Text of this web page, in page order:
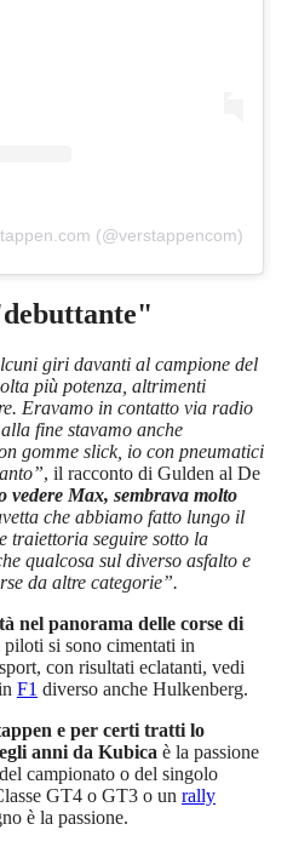
(@verstappencom)
giri davanti al campione del
più potenza, altrimenti
Eravamo in contatto via radio
fine stavamo anche
gomme slick, io con pneumatici
, il racconto di Gulden al De
vedere Max, sembrava molto
che abbiamo fatto lungo il
traiettoria seguire sotto la
qualcosa sul diverso asfalto e
da altre categorie”.
nel panorama delle corse di
si sono cimentati in
con risultati eclatanti, vedi
F1 diverso anche Hulkenberg.
e per certi tratti lo
anni da Kubica è la passione
campionato o del singolo
GT4 o GT3 o un rally
è la passione.